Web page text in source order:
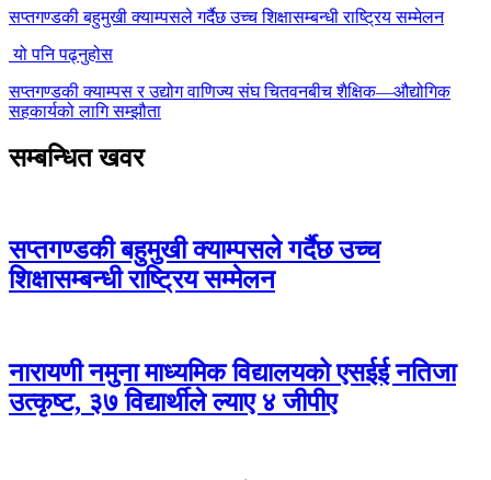
सप्तगण्डकी बहुमुखी क्याम्पसले गर्दैछ उच्च शिक्षासम्बन्धी राष्ट्रिय सम्मेलन
यो पनि पढ्नुहोस
सप्तगण्डकी क्याम्पस र उद्योग वाणिज्य संघ चितवनबीच शैक्षिक—औद्योगिक
सहकार्यको लागि सम्झौता
सम्बन्धित खवर
सप्तगण्डकी बहुमुखी क्याम्पसले गर्दैछ उच्च
शिक्षासम्बन्धी राष्ट्रिय सम्मेलन
नारायणी नमुना माध्यमिक विद्यालयको एसईई नतिजा
उत्कृष्ट, ३७ विद्यार्थीले ल्याए ४ जीपीए